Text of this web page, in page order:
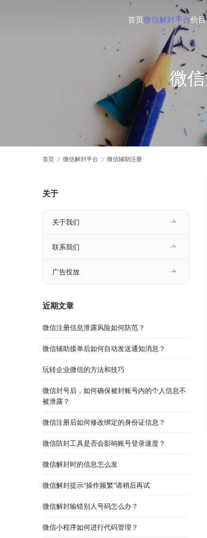
首页微信解封平台价
微
首页 微信解封平台 微信辅助注册
关于
关于我们
联系我们
广告投放
近期文章
微信注册信息泄露风险如何防范？
微信辅助接单后如何自动发送通知消息？
玩转企业微信的方法和技巧
微信封号后，如何确保被封账号内的个人信息不
被泄露？
微信注册后如何修改绑定的身份证信息？
微信防封工具是否会影响账号登录速度？
微信解封时的信息怎么发
微信解封提示“操作频繁”请稍后再试
微信解封输错别人号码怎么办？
微信小程序如何进行代码管理？